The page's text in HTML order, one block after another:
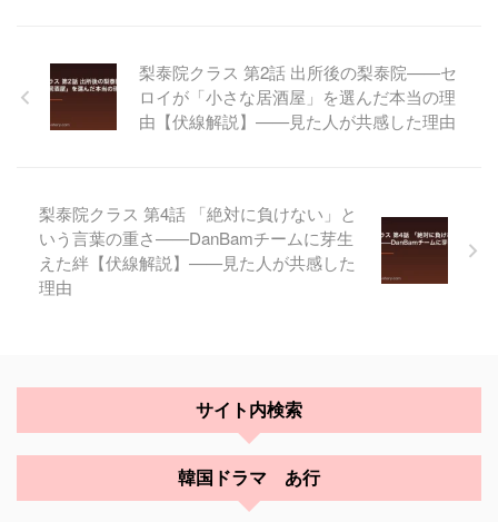
梨泰院クラス 第2話 出所後の梨泰院——セ
ロイが「小さな居酒屋」を選んだ本当の理
由【伏線解説】——見た人が共感した理由
梨泰院クラス 第4話 「絶対に負けない」と
いう言葉の重さ——DanBamチームに芽生
えた絆【伏線解説】——見た人が共感した
理由
サイト内検索
韓国ドラマ あ行